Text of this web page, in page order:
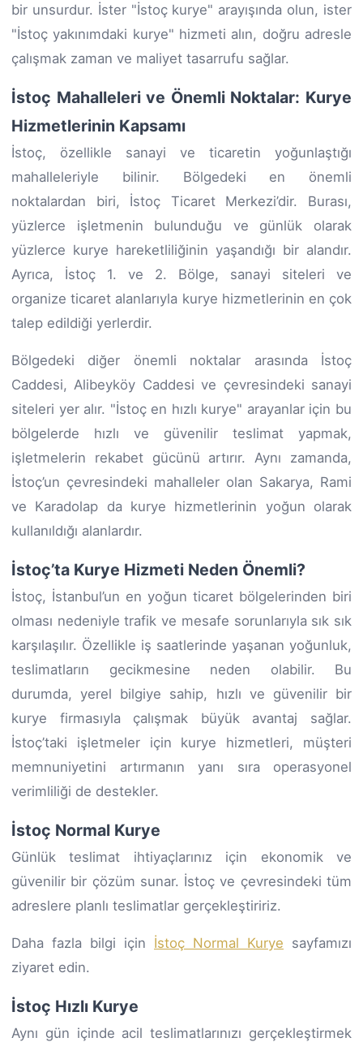
bir unsurdur. İster "İstoç kurye" arayışında olun, ister
"İstoç yakınımdaki kurye" hizmeti alın, doğru adresle
çalışmak zaman ve maliyet tasarrufu sağlar.
İstoç Mahalleleri ve Önemli Noktalar: Kurye
Hizmetlerinin Kapsamı
İstoç, özellikle sanayi ve ticaretin yoğunlaştığı
mahalleleriyle bilinir. Bölgedeki en önemli
noktalardan biri, İstoç Ticaret Merkezi’dir. Burası,
yüzlerce işletmenin bulunduğu ve günlük olarak
yüzlerce kurye hareketliliğinin yaşandığı bir alandır.
Ayrıca, İstoç 1. ve 2. Bölge, sanayi siteleri ve
organize ticaret alanlarıyla kurye hizmetlerinin en çok
talep edildiği yerlerdir.
Bölgedeki diğer önemli noktalar arasında İstoç
Caddesi, Alibeyköy Caddesi ve çevresindeki sanayi
siteleri yer alır. "İstoç en hızlı kurye" arayanlar için bu
bölgelerde hızlı ve güvenilir teslimat yapmak,
işletmelerin rekabet gücünü artırır. Aynı zamanda,
İstoç’un çevresindeki mahalleler olan Sakarya, Rami
ve Karadolap da kurye hizmetlerinin yoğun olarak
kullanıldığı alanlardır.
İstoç’ta Kurye Hizmeti Neden Önemli?
İstoç, İstanbul’un en yoğun ticaret bölgelerinden biri
olması nedeniyle trafik ve mesafe sorunlarıyla sık sık
karşılaşılır. Özellikle iş saatlerinde yaşanan yoğunluk,
teslimatların gecikmesine neden olabilir. Bu
durumda, yerel bilgiye sahip, hızlı ve güvenilir bir
kurye firmasıyla çalışmak büyük avantaj sağlar.
İstoç’taki işletmeler için kurye hizmetleri, müşteri
memnuniyetini artırmanın yanı sıra operasyonel
verimliliği de destekler.
İstoç Normal Kurye
Günlük teslimat ihtiyaçlarınız için ekonomik ve
güvenilir bir çözüm sunar. İstoç ve çevresindeki tüm
adreslere planlı teslimatlar gerçekleştiririz.
Daha fazla bilgi için İstoç Normal Kurye sayfamızı
ziyaret edin.
İstoç Hızlı Kurye
Aynı gün içinde acil teslimatlarınızı gerçekleştirmek